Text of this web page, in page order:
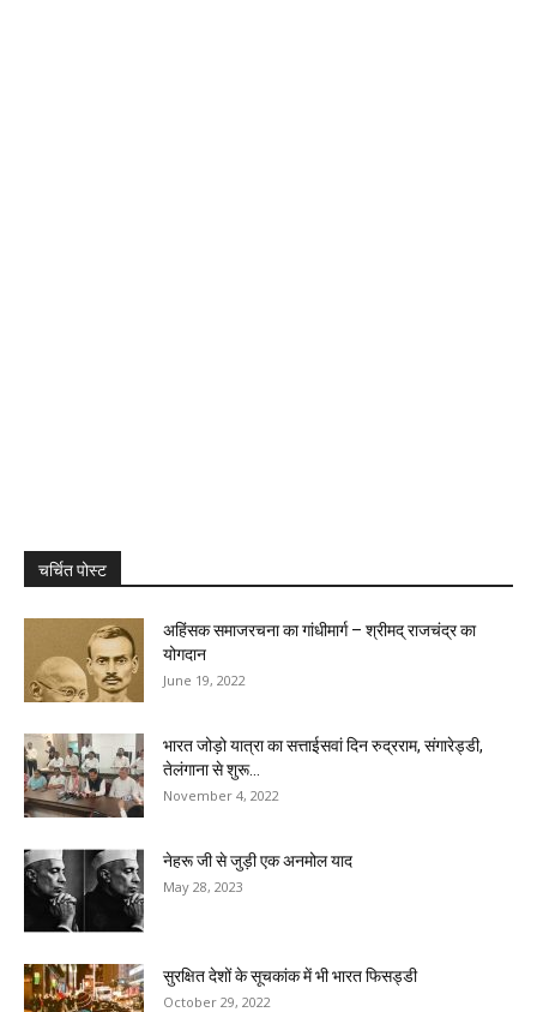
चर्चित पोस्ट
अहिंसक समाजरचना का गांधीमार्ग – श्रीमद् राजचंद्र का
योगदान
June 19, 2022
भारत जोड़ो यात्रा का सत्ताईसवां दिन रुद्रराम, संगारेड्डी,
तेलंगाना से शुरू...
November 4, 2022
नेहरू जी से जुड़ी एक अनमोल याद
May 28, 2023
सुरक्षित देशों के सूचकांक में भी भारत फिसड्डी
October 29, 2022